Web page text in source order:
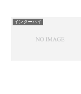
インターハイ